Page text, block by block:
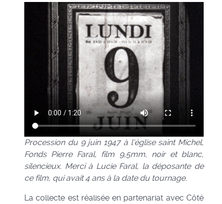
Procession du 9 juin 1947 à l'église saint Michel,
Fonds Pierre Faral, film 9,5mm, noir et blanc,
silencieux. Merci à Lucie Faral, la déposante de
ce film, qui avait 4 ans à la date du tournage.
La collecte est réalisée en partenariat avec Côté